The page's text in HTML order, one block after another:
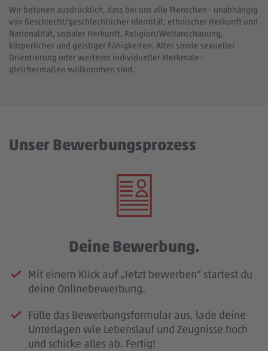
Wir betonen ausdrücklich, dass bei uns alle Menschen - unabhängig
von Geschlecht/geschlechtlicher Identität, ethnischer Herkunft und
Nationalität, sozialer Herkunft, Religion/Weltanschauung,
körperlicher und geistiger Fähigkeiten, Alter sowie sexueller
Orientierung oder weiterer individueller Merkmale -
gleichermaßen willkommen sind.
Unser Bewerbungsprozess
Deine Bewerbung.
Mit einem Klick auf „Jetzt bewerben“ startest du
deine Onlinebewerbung.
Fülle das Bewerbungsformular aus, lade deine
Unterlagen wie Lebenslauf und Zeugnisse hoch
und schicke alles ab. Fertig!